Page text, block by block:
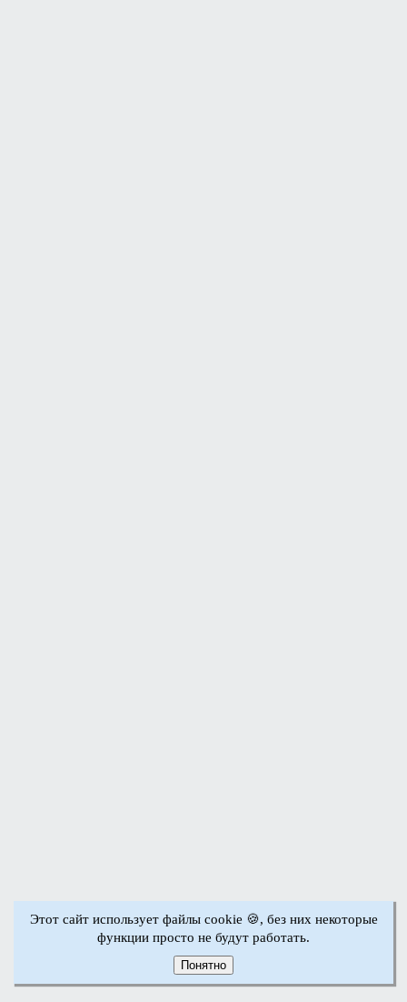
Этот сайт использует файлы cookie 🍪, без них некоторые
функции просто не будут работать.
Понятно